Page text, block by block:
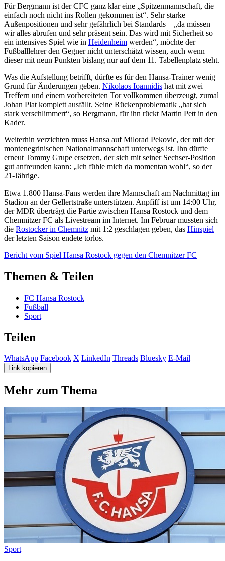
Für Bergmann ist der CFC ganz klar eine „Spitzenmannschaft, die
einfach noch nicht ins Rollen gekommen ist“. Sehr starke
Außenpositionen und sehr gefährlich bei Standards – „da müssen
wir alles abrufen und sehr präsent sein. Das wird mit Sicherheit so
ein intensives Spiel wie in Heidenheim werden“, möchte der
Fußballlehrer den Gegner nicht unterschätzt wissen, auch wenn
dieser mit neun Punkten bislang nur auf dem 11. Tabellenplatz steht.
Was die Aufstellung betrifft, dürfte es für den Hansa-Trainer wenig
Grund für Änderungen geben. Nikolaos Ioannidis hat mit zwei
Treffern und einem vorbereiteten Tor vollkommen überzeugt, zumal
Johan Plat komplett ausfällt. Seine Rückenproblematik „hat sich
stark verschlimmert“, so Bergmann, für ihn rückt Martin Pett in den
Kader.
Weiterhin verzichten muss Hansa auf Milorad Pekovic, der mit der
montenegrinischen Nationalmannschaft unterwegs ist. Ihn dürfte
erneut Tommy Grupe ersetzen, der sich mit seiner Sechser-Position
gut anfreunden kann: „Ich fühle mich da momentan wohl“, so der
21-Jährige.
Etwa 1.800 Hansa-Fans werden ihre Mannschaft am Nachmittag im
Stadion an der Gellertstraße unterstützen. Anpfiff ist um 14:00 Uhr,
der MDR überträgt die Partie zwischen Hansa Rostock und dem
Chemnitzer FC als Livestream im Internet. Im Februar mussten sich
die Rostocker in Chemnitz mit 1:2 geschlagen geben, das Hinspiel
der letzten Saison endete torlos.
Bericht vom Spiel Hansa Rostock gegen den Chemnitzer FC
Themen & Teilen
FC Hansa Rostock
Fußball
Sport
Teilen
WhatsApp Facebook X LinkedIn Threads Bluesky E-Mail
Link kopieren
Mehr zum Thema
Sport